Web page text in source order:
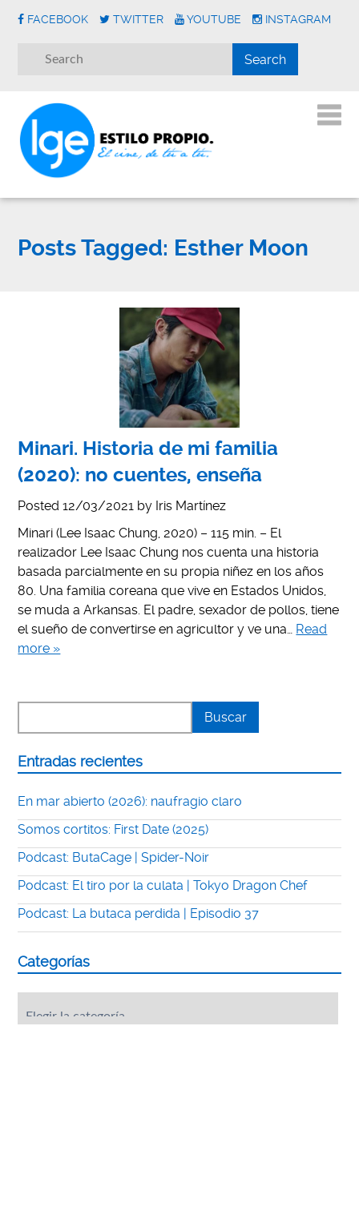
FACEBOOK TWITTER YOUTUBE INSTAGRAM
Posts Tagged: Esther Moon
Minari. Historia de mi familia
(2020): no cuentes, enseña
Posted12/03/2021 by Iris Martínez
Minari (Lee Isaac Chung, 2020) – 115 min. – El
realizador Lee Isaac Chung nos cuenta una historia
basada parcialmente en su propia niñez en los años
80. Una familia coreana que vive en Estados Unidos,
se muda a Arkansas. El padre, sexador de pollos, tiene
el sueño de convertirse en agricultor y ve una… Read
more »
Entradas recientes
En mar abierto (2026): naufragio claro
Somos cortitos: First Date (2025)
Podcast: ButaCage | Spider-Noir
Podcast: El tiro por la culata | Tokyo Dragon Chef
Podcast: La butaca perdida | Episodio 37
Categorías